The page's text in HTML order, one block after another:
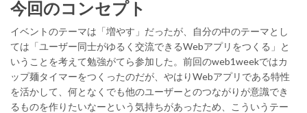
今回のコンセプト
イベントのテーマは「増やす」だったが、自分の中のテーマとし
ては「ユーザー同士がゆるく交流できるWebアプリをつくる」と
いうことを考えて勉強がてら参加した。前回のweb1weekではカ
ップ麺タイマーをつくったのだが、やはりWebアプリである特性
を活かして、何となくでも他のユーザーとのつながりが意識でき
るものを作りたいなーという気持ちがあったため、こういうテー